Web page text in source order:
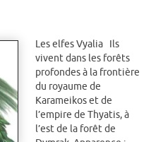
Les elfes Vyalia Ils
vivent dans les forêts
profondes à la frontière
du royaume de
Karameikos et de
l’empire de Thyatis, à
l’est de la forêt de